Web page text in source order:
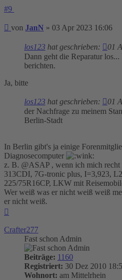
#9
Beitrag
von JanN » 03 Apr 2023 16:06
los123 hat geschrieben:
01
Dann geht die Reparatur
berichten.
Ja, bitte
los123 hat geschrieben: 01
der Nachfrage zu meinem
Berlin-Stadt
In Berlin gibt's ja einige
Diagnosecomputer
z. B. @ASAP , wenn ich mich recht
313CDI, 7G-tronic plus, I=3,923,
225/75R16CP, LKW mit
Wer weiß was er nicht weiß weiß
er nicht weiß.
Crafter277
Fast schon Admin
Beiträge: 1160
Registriert: 30 Dez 2010
Wohnort: am Mittelrhein